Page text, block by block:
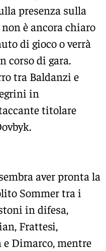
presenza sulla
è ancora chiaro
di gioco o verrà
corso di gara.
tra Baldanzi e
in
titolare
aver pronta la
Sommer tra i
in difesa,
Frattesi,
Dimarco, mentre